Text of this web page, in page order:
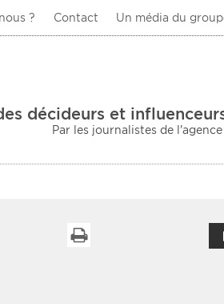
? Contact Un média du
décideurs et
Par les journalistes de l'agence